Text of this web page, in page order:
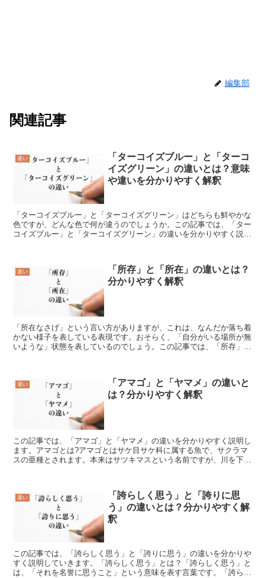
編集部
関連記事
違い
「ターコイズブルー」と「ターコ
イズグリーン」の違いとは？意味
や違いを分かりやすく解釈
「ターコイズブルー」と「ターコイズグリーン」はどちらも鮮やかな
色ですが、どんな色で何が違うのでしょうか。この記事では、「ター
コイズブルー」と「ターコイズグリーン」の違いを分かりやすく説明
違い
「所存」と「所在」の違いとは？
分かりやすく解釈
「所在なさげ」という言い方がありますが、これは、なんだか落ち着
かない様子を表している表現です。おそらく、「自分がいる場所が無
いような」状態を表しているのでしょう。この記事では、「所存」と
違い
「アマゴ」と「ヤマメ」の違いと
は？分かりやすく解釈
この記事では、「アマゴ」と「ヤマメ」の違いを分かりやすく説明し
ます。アマゴとは?アマゴとはサケ目サケ科に属する魚で、サクラマ
スの亜種とされます。本来はサツキマスという名前ですが、川を下っ
違い
「誇らしく思う」と「誇りに思
う」の違いとは？分かりやすく解
釈
この記事では、「誇らしく思う」と「誇りに思う」の違いを分かりや
すく説明していきます。「誇らしく思う」とは？「誇らしく思う」と
は、「それを名誉に思うこと」という意味を表す言葉です。「誇らし